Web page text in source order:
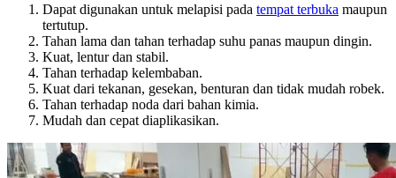
Dapat digunakan untuk melapisi pada tempat terbuka maupun
tertutup.
Tahan lama dan tahan terhadap suhu panas maupun dingin.
Kuat, lentur dan stabil.
Tahan terhadap kelembaban.
Kuat dari tekanan, gesekan, benturan dan tidak mudah robek.
Tahan terhadap noda dari bahan kimia.
Mudah dan cepat diaplikasikan.